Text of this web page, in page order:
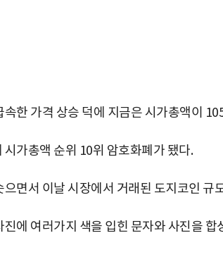
한 가격 상승 덕에 지금은 시가총액이
가총액 순위 10위 암호화폐가 됐다.
면서 이날 시장에서 거래된 도지코인 규
에 여러가지 색을 입힌 문자와 사진을